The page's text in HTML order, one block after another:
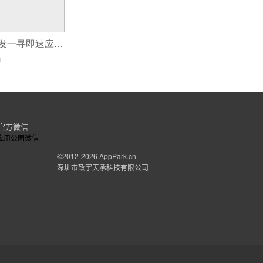
支付宝小程序开发一寻即速应用(即速应用小程序加盟优势)
方微信
©2012-2026 AppPark.cn
深圳市致宇天承科技有限公司